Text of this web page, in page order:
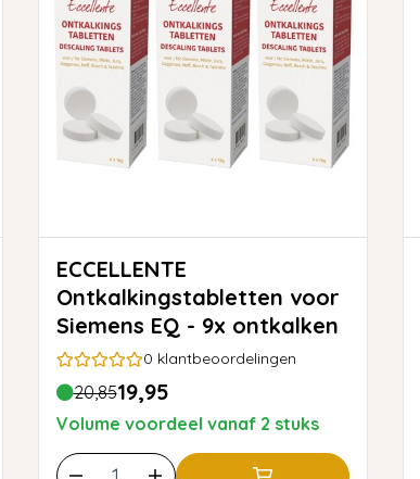
ECCELLENTE
Ontkalkingstabletten voor
Siemens EQ - 9x ontkalken
0 klantbeoordelingen
20,8519,95
Volume voordeel vanaf 2 stuks